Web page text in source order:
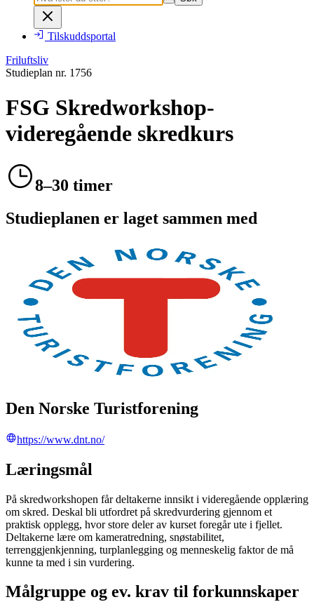
Tilskuddsportal
Friluftsliv
Studieplan nr. 1756
FSG Skredworkshop-
videregående skredkurs
8–30 timer
Studieplanen er laget sammen med
Den Norske Turistforening
https://www.dnt.no/
Læringsmål
På skredworkshopen får deltakerne innsikt i videregående opplæring
om skred. Deskal bli utfordret på skredvurdering gjennom et
praktisk opplegg, hvor store deler av kurset foregår ute i fjellet.
Deltakerne lære om kameratredning, snøstabilitet,
terrenggjenkjenning, turplanlegging og menneskelig faktor de må
kunne ta med i sin vurdering.
Målgruppe og ev. krav til forkunnskaper